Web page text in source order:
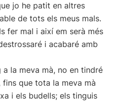
jo he patit en altres
de tots els meus mals.
fer mal i així em serà més
i acabaré amb
a la meva mà, no en tindré
que tota la meva mà
i els budells; els tinguis